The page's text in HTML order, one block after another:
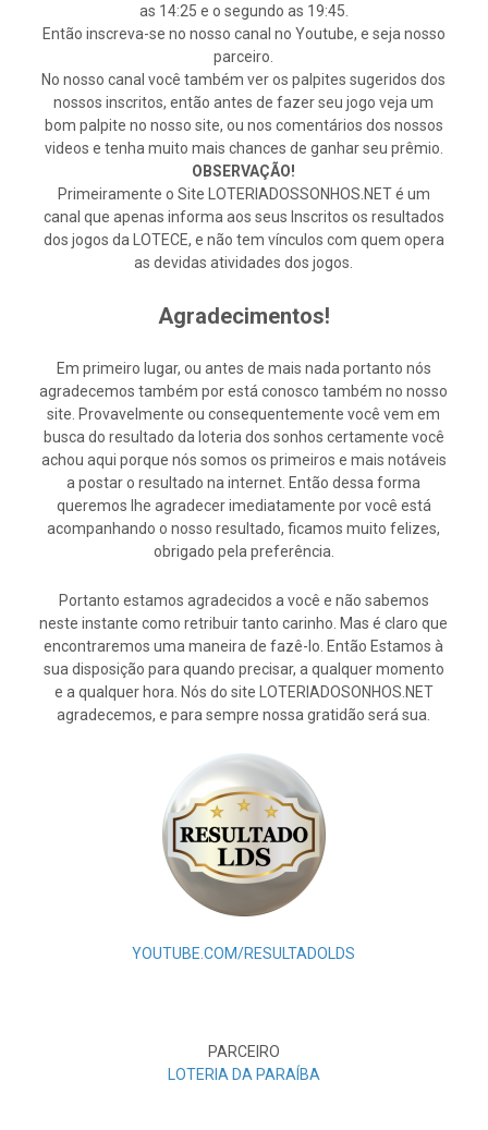
as 14:25 e o segundo as 19:45.
Então inscreva-se no nosso canal no Youtube, e seja nosso
parceiro.
No nosso canal você também ver os palpites sugeridos dos
nossos inscritos, então antes de fazer seu jogo veja um
bom palpite no nosso site, ou nos comentários dos nossos
videos e tenha muito mais chances de ganhar seu prêmio.
OBSERVAÇÃO!
Primeiramente o Site LOTERIADOSSONHOS.NET é um
canal que apenas informa aos seus Inscritos os resultados
dos jogos da LOTECE, e não tem vínculos com quem opera
as devidas atividades dos jogos.
Agradecimentos!
Em primeiro lugar, ou antes de mais nada portanto nós
agradecemos também por está conosco também no nosso
site. Provavelmente ou consequentemente você vem em
busca do resultado da loteria dos sonhos certamente você
achou aqui porque nós somos os primeiros e mais notáveis
a postar o resultado na internet. Então dessa forma
queremos lhe agradecer imediatamente por você está
acompanhando o nosso resultado, ficamos muito felizes,
obrigado pela preferência.
Portanto estamos agradecidos a você e não sabemos
neste instante como retribuir tanto carinho. Mas é claro que
encontraremos uma maneira de fazê-lo. Então Estamos à
sua disposição para quando precisar, a qualquer momento
e a qualquer hora. Nós do site LOTERIADOSONHOS.NET
agradecemos, e para sempre nossa gratidão será sua.
YOUTUBE.COM/RESULTADOLDS
PARCEIRO
LOTERIA DA PARAÍBA